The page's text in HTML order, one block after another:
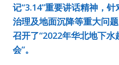
记“3.14”重要讲话精神，
治理及地面沉降等重大问
召开了“2022年华北地下
会”。